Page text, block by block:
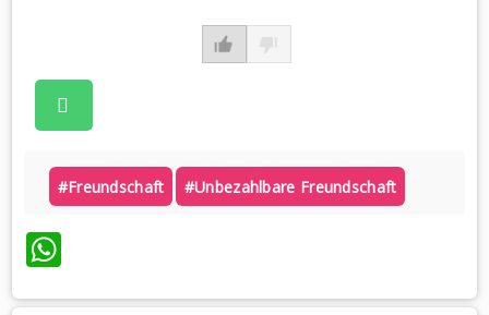
#freundschaft #unbezahlbare Freundschaft
WhatsApp